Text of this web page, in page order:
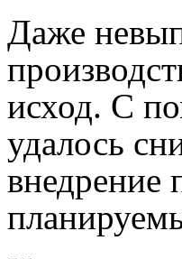
Даже
исход. С
удалось
внедрение